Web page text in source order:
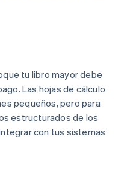
tu libro mayor debe
Las hojas de cálculo
pequeños, pero para
estructurados de los
con tus sistemas